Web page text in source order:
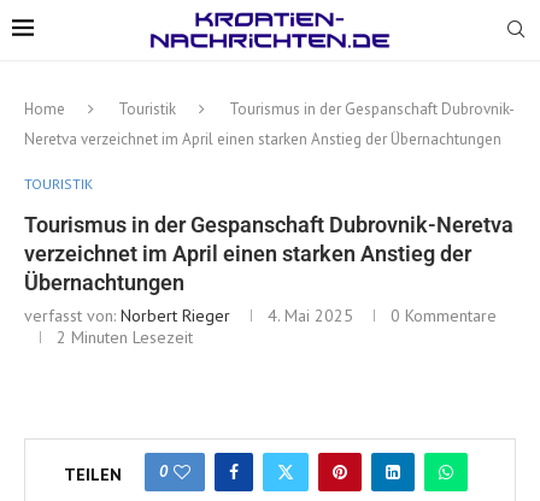
Home Touristik
Tourismus in der Gespanschaft Dubrovnik-
Neretva verzeichnet im April einen starken Anstieg der Übernachtungen
TOURISTIK
Tourismus in der Gespanschaft Dubrovnik-Neretva
verzeichnet im April einen starken Anstieg der
Übernachtungen
verfasst von: Norbert Rieger 4. Mai 2025
0 Kommentare
2 Minuten Lesezeit
TEILEN 0